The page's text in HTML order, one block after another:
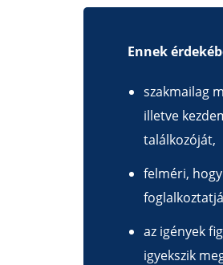
Ennek
szakmailag
illetve
találkozóját,
felméri,
az igények
igyekszik